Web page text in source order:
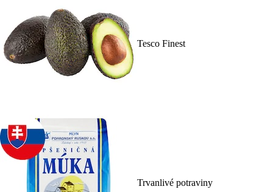
Tesco Finest
Trvanlivé potraviny